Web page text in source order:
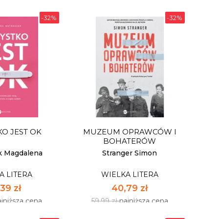
LITERA
cena
42
ŚWIATŁO NA KRAŃCACH
ŚWIATA. MAŁY ATLAS...
WIELKA LITERA
54,39 zł
79,99 złnajniższa cena
Dostępnych: 21
Ilość:
DO KOSZYKA
-32%
JEST OK
Magdalena
LITERA
zł
cena
-32%
MUZEUM OPRAWCÓW I
BOHATERÓW
Stranger Simon
WIELKA LITERA
40,79 zł
59,99 złnajniższa cena